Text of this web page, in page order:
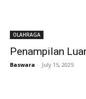
OLAHRAGA
Penampilan
Baswara - July 15, 2025